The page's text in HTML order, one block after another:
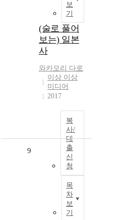
보
기
(술로 풀어
보는) 일본
사
와카모리 다로
이상 이상
미디어
2017
복
사/
대
출
신
청
목
차
보
기
9